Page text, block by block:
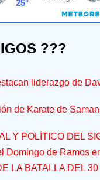
???
liderazgo de
de Karate de
Y POLÍTICO DEL
Domingo de Ramos
LA BATALLA DEL